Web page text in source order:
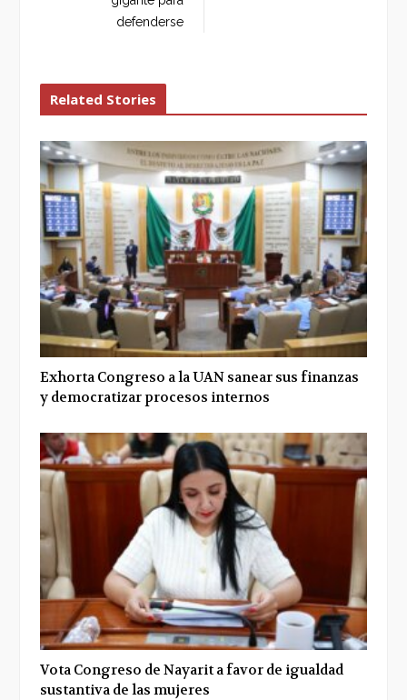
defenderse
Related Stories
Exhorta Congreso a la UAN sanear sus finanzas
y democratizar procesos internos
Vota Congreso de Nayarit a favor de igualdad
sustantiva de las mujeres